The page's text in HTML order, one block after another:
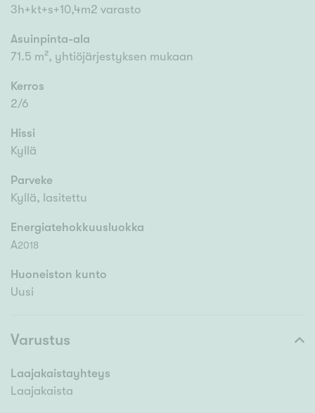
3h+kt+s+10,4m2 varasto
Asuinpinta-ala
71.5 m², yhtiöjärjestyksen mukaan
Kerros
2/6
Hissi
Kyllä
Parveke
Kyllä, lasitettu
Energiatehokkuusluokka
A2018
Huoneiston kunto
Uusi
Varustus
Laajakaistayhteys
Laajakaista